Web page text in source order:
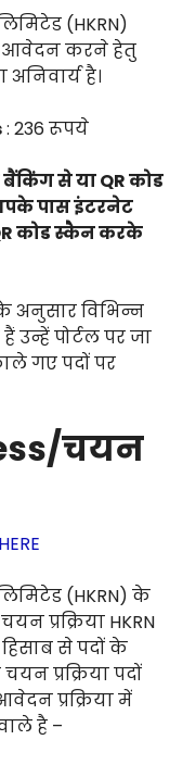
(HKRN)
आवेदन करने हेतु
है।
: 236 रूपये
बैंकिंग से या QR कोड
पास इंटरनेट
कोड स्कैन करके
अनुसार विभिन्न
पोर्टल पर जा
गए पदों पर
चयन
(HKRN) के
प्रक्रिया HKRN
से पदों के
प्रक्रिया पदों
प्रक्रिया में
है –